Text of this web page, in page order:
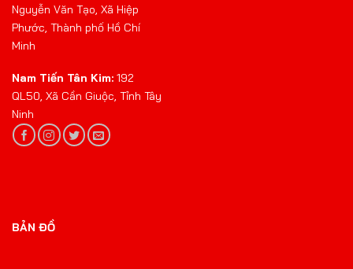
Nguyễn Văn Tạo, Xã Hiệp
Phước, Thành phố Hồ Chí
Minh
Nam Tiến Tân Kim: 192
QL50, Xã Cần Giuộc, Tỉnh Tây
Ninh
BẢN ĐỒ